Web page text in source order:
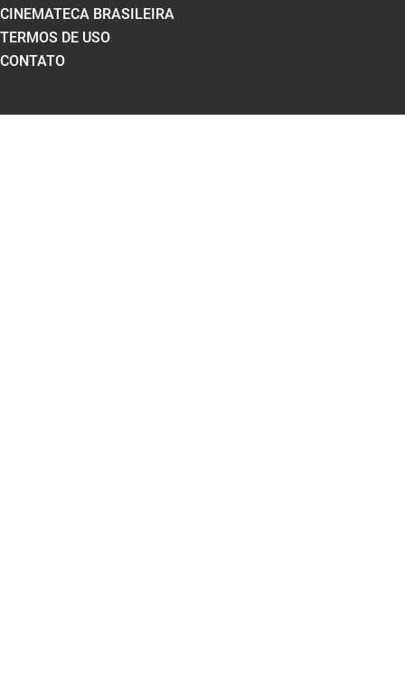
CINEMATECA BRASILEIRA
TERMOS DE USO
CONTATO